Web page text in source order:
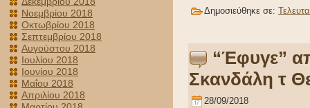
Νοεμβρίου 2018
Οκτωβρίου 2018
Σεπτεμβρίου 2018
Αυγούστου 2018
Ιουλίου 2018
Ιουνίου 2018
Μαΐου 2018
Απριλίου 2018
Δημοσιεύθηκε σε:
“Έφυγε”
Σκανδάλη τ
28/09/2018